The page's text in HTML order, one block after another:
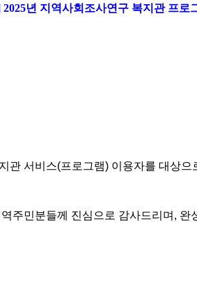
년 지역사회조사연구 복지관 프로
관 서비스(프로그램) 이용자를 대상
주민분들께 진심으로 감사드리며,